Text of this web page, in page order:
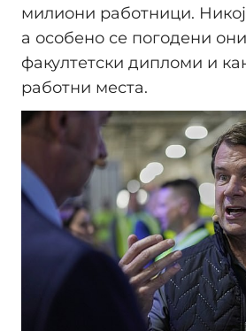
милиони работници.
а особено се погодени
факултетски дипломи и
работни места.